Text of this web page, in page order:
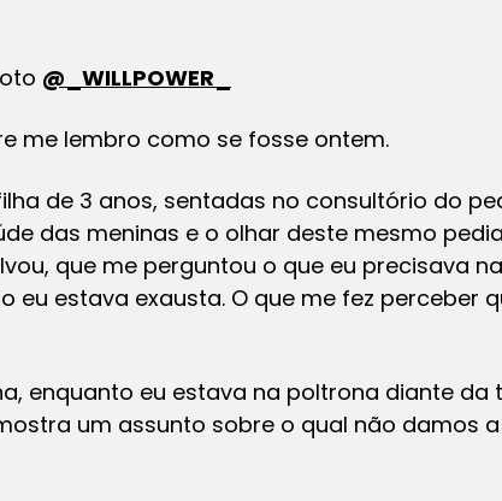
@_WILLPOWER_
me lembro como se fosse ontem.
de 3 anos, sentadas no consultório do
das meninas e o olhar deste mesmo
que me perguntou o que eu precisava
eu estava exausta. O que me fez perceber
enquanto eu estava na poltrona diante da
um assunto sobre o qual não damos